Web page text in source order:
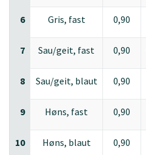
6 Gris, fast 0,90
7 Sau/geit, fast 0,90
8 Sau/geit, blaut 0,90
9 Høns, fast 0,90
10 Høns, blaut 0,90